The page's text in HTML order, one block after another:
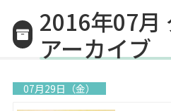
2016年07月
アーカイブ
07月29日（金）